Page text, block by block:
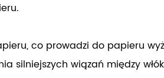
co prowadzi do papieru
silniejszych wiązań między